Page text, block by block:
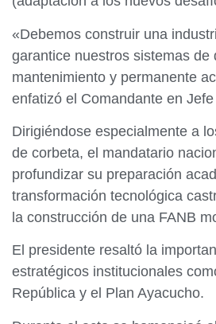
«Debemos construir una
garantice nuestros sistemas de
mantenimiento y permanente
enfatizó el Comandante en
Dirigiéndose especialmente a
de corbeta, el mandatario
profundizar su preparación
transformación tecnológica
la construcción de una FANB
El presidente resaltó la
estratégicos institucionales
República y el Plan Ayacucho.